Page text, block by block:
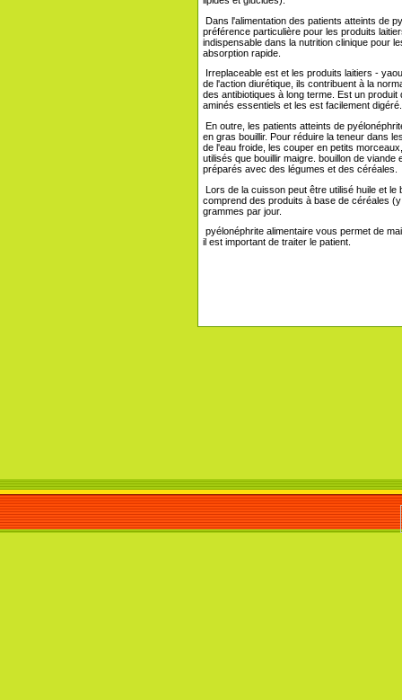
Dans l'alimentation des patients atteints de
préférence particulière pour les produits
indispensable dans la nutrition clinique pour
absorption rapide.
Irreplaceable est et les produits laitiers -
de l'action diurétique, ils contribuent à la
des antibiotiques à long terme. Est un
aminés essentiels et les est facilement
En outre, les patients atteints de
en gras bouillir. Pour réduire la teneur dans
de l'eau froide, les couper en petits
utilisés que bouillir maigre. bouillon de
préparés avec des légumes et des céréales.
Lors de la cuisson peut être utilisé huile et
comprend des produits à base de céréales
grammes par jour.
pyélonéphrite alimentaire vous permet de
il est important de traiter le patient.